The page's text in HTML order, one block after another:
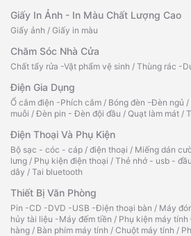
Giấy In Ảnh - In Màu Chất Lượng Cao
Giấy ảnh / Giấy in màu
Chăm Sóc Nhà Cửa
Chất tẩy rửa -Vật phẩm vệ sinh / Thùng rác -
Điện Gia Dụng
Ổ cắm điện -Phích cắm / Bóng đèn -Đèn ngủ /
muỗi /Đèn pin - Đèn đội đầu / Quạt làm mát /
Điện Thoại Và Phụ Kiện
Bộ sạc - cóc - cáp / điện thoại / Miếng dán
lưng / Phụ kiện điện thoại / Thẻ nhớ - usb -
dây / Tai bluetooth
Thiết Bị Văn Phòng
Pin -CD -DVD -USB -Điện thoại bàn / Máy
hủy tài liệu -Máy đếm tiền / Phụ kiện máy
hàng / Bàn phím máy tính / Chuột máy tính /